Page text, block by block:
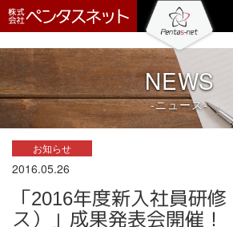
-->
NEWS
-ニュース-
お知らせ
2016.05.26
「2016年度新入社員研
ス）」成果発表会開催！